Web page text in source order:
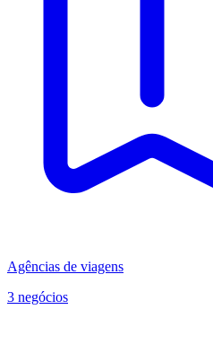
Agências de viagens
3 negócios